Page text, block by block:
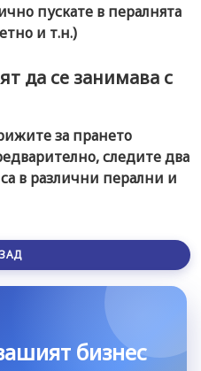
пускате в пералнята
и т.н.)
да се занимава с
за прането
следите два
в различни перални и
бизнес